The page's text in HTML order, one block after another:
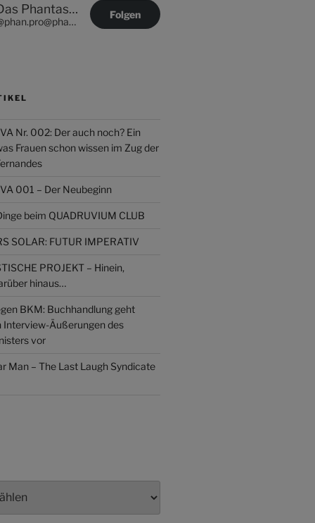
Das Phantastische Projekt - PHAN.PRO
@phan.pro@phan.pro
Folgen
Nr. 002: Der auch noch? Ein
Frauen schon wissen im Zug der
001 – Der Neubeginn
beim QUADRUVIUM CLUB
SOLAR: FUTUR IMPERATIV
PROJEKT – Hinein,
hinaus…
BKM: Buchhandlung geht
Interview-Äußerungen des
vor
Man – The Last Laugh Syndicate